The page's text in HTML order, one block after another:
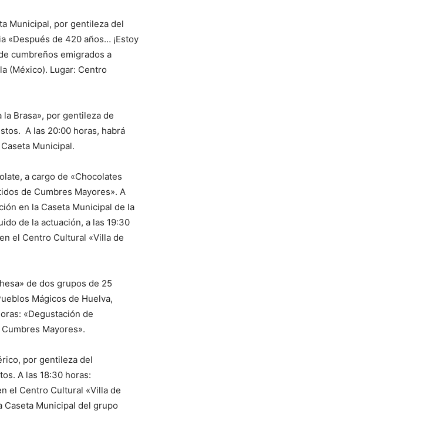
Municipal, por gentileza del
«Después de 420 años… ¡Estoy
cumbreños emigrados a
(México). Lugar: Centro
Brasa», por gentileza de
A las 20:00 horas, habrá
Municipal.
a cargo de «Chocolates
de Cumbres Mayores». A
en la Caseta Municipal de la
de la actuación, a las 19:30
el Centro Cultural «Villa de
de dos grupos de 25
Mágicos de Huelva,
«Degustación de
Mayores».
por gentileza del
A las 18:30 horas:
el Centro Cultural «Villa de
Caseta Municipal del grupo